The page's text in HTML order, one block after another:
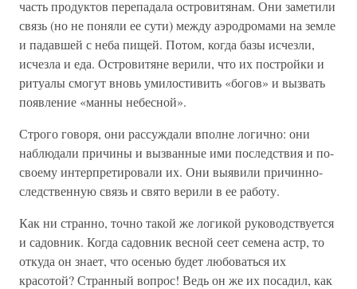
часть продуктов перепадала островитянам. Они заметили
связь (но не поняли ее сути) между аэродромами на земле
и падавшей с неба пищей. Потом, когда базы исчезли,
исчезла и еда. Островитяне верили, что их постройки и
ритуалы смогут вновь умилостивить «богов» и вызвать
появление «манны небесной».
Строго говоря, они рассуждали вполне логично: они
наблюдали причины и вызванные ими последствия и по-
своему интерпретировали их. Они выявили причинно-
следственную связь и свято верили в ее работу.
Как ни странно, точно такой же логикой руководствуется
и садовник. Когда садовник весной сеет семена астр, то
откуда он знает, что осенью будет любоваться их
красотой? Странный вопрос! Ведь он же их посадил, как